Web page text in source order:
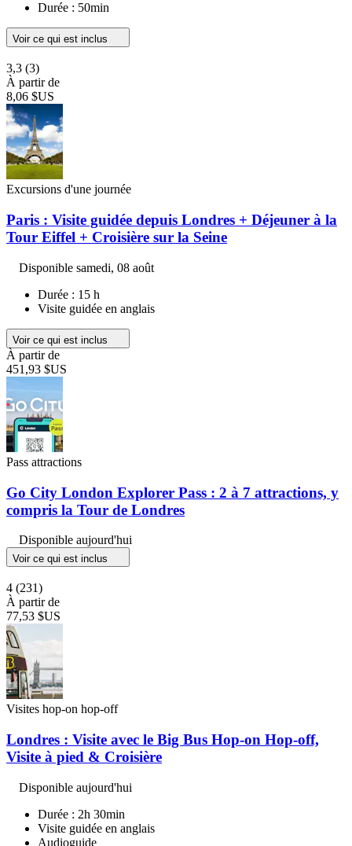
Durée : 50min
Voir ce qui est inclus
3,3 (3)
À partir de
8,06 $US
Excursions d'une journée
Paris : Visite guidée depuis Londres + Déjeuner à la
Tour Eiffel + Croisière sur la Seine
Disponible samedi, 08 août
Durée : 15 h
Visite guidée en anglais
Voir ce qui est inclus
À partir de
451,93 $US
Pass attractions
Go City London Explorer Pass : 2 à 7 attractions, y
compris la Tour de Londres
Disponible aujourd'hui
Voir ce qui est inclus
4 (231)
À partir de
77,53 $US
Visites hop-on hop-off
Londres : Visite avec le Big Bus Hop-on Hop-off,
Visite à pied & Croisière
Disponible aujourd'hui
Durée : 2h 30min
Visite guidée en anglais
Audioguide